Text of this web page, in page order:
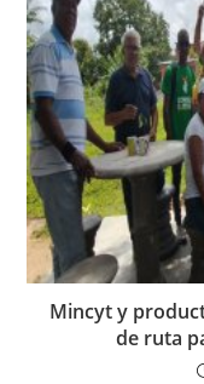
Mincyt y
de ruta